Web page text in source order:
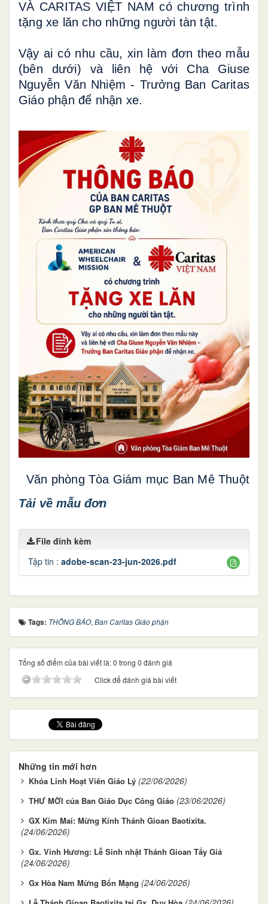
VÀ CARITAS VIỆT NAM có chương trình
tặng xe lăn cho những người tàn tật.
Vậy ai có nhu cầu, xin làm đơn theo mẫu
(bên dưới) và liên hệ với Cha Giuse
Nguyễn Văn Nhiệm - Trưởng Ban Caritas
Giáo phận để nhận xe.
Văn phòng Tòa Giám mục Ban Mê Thuột
Tải về mẫu đơn
File đính kèm
Tập tin : adobe-scan-23-jun-2026.pdf
Tags: THÔNG BÁO, Ban Caritas Giáo phận
Tổng số điểm của bài viết là: 0 trong 0 đánh giá
Click để đánh giá bài viết
Những tin mới hơn
Khóa Linh Hoạt Viên Giáo Lý (22/06/2026)
THƯ MỜI của Ban Giáo Dục Công Giáo (23/06/2026)
GX Kim Mai: Mừng Kính Thánh Gioan Baotixita.
(24/06/2026)
Gx. Vinh Hương: Lễ Sinh nhật Thánh Gioan Tẩy Giả
(24/06/2026)
Gx Hòa Nam Mừng Bổn Mạng (24/06/2026)